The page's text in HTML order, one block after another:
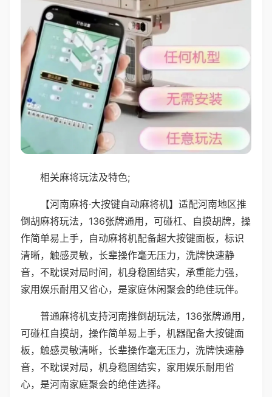
相关麻将玩法及特色;
【河南麻将·大按键自动麻将机】适配河南地区推
倒胡麻将玩法，136张牌通用，可碰杠、自摸胡牌，操
作简单易上手，自动麻将机配备超大按键面板，标识
清晰，触感灵敏，长辈操作毫无压力，洗牌快速静
音，不耽误对局时间，机身稳固结实，承重能力强，
家用娱乐耐用又省心，是家庭休闲聚会的绝佳玩伴。
普通麻将机支持河南推倒胡玩法，136张牌通用，
可碰杠自摸胡，操作简单易上手，机器配备大按键面
板，触感灵敏清晰，长辈操作毫无压力，洗牌快速静
音，不耽误对局，机身稳固结实，家用娱乐耐用省
心，是河南家庭聚会的绝佳选择。